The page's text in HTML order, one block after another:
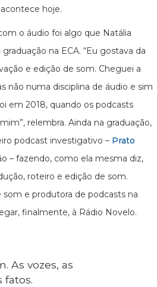
hoje.
o áudio foi algo que Natália
na ECA. “Eu gostava da
e edição de som. Cheguei a
não numa disciplina de áudio e sim
em 2018, quando os podcasts
relembra. Ainda na graduação,
podcast investigativo – Prato
– fazendo, como ela mesma diz,
roteiro e edição de som.
som e produtora de podcasts na
finalmente, à Rádio Novelo.
As vozes, as
fatos.